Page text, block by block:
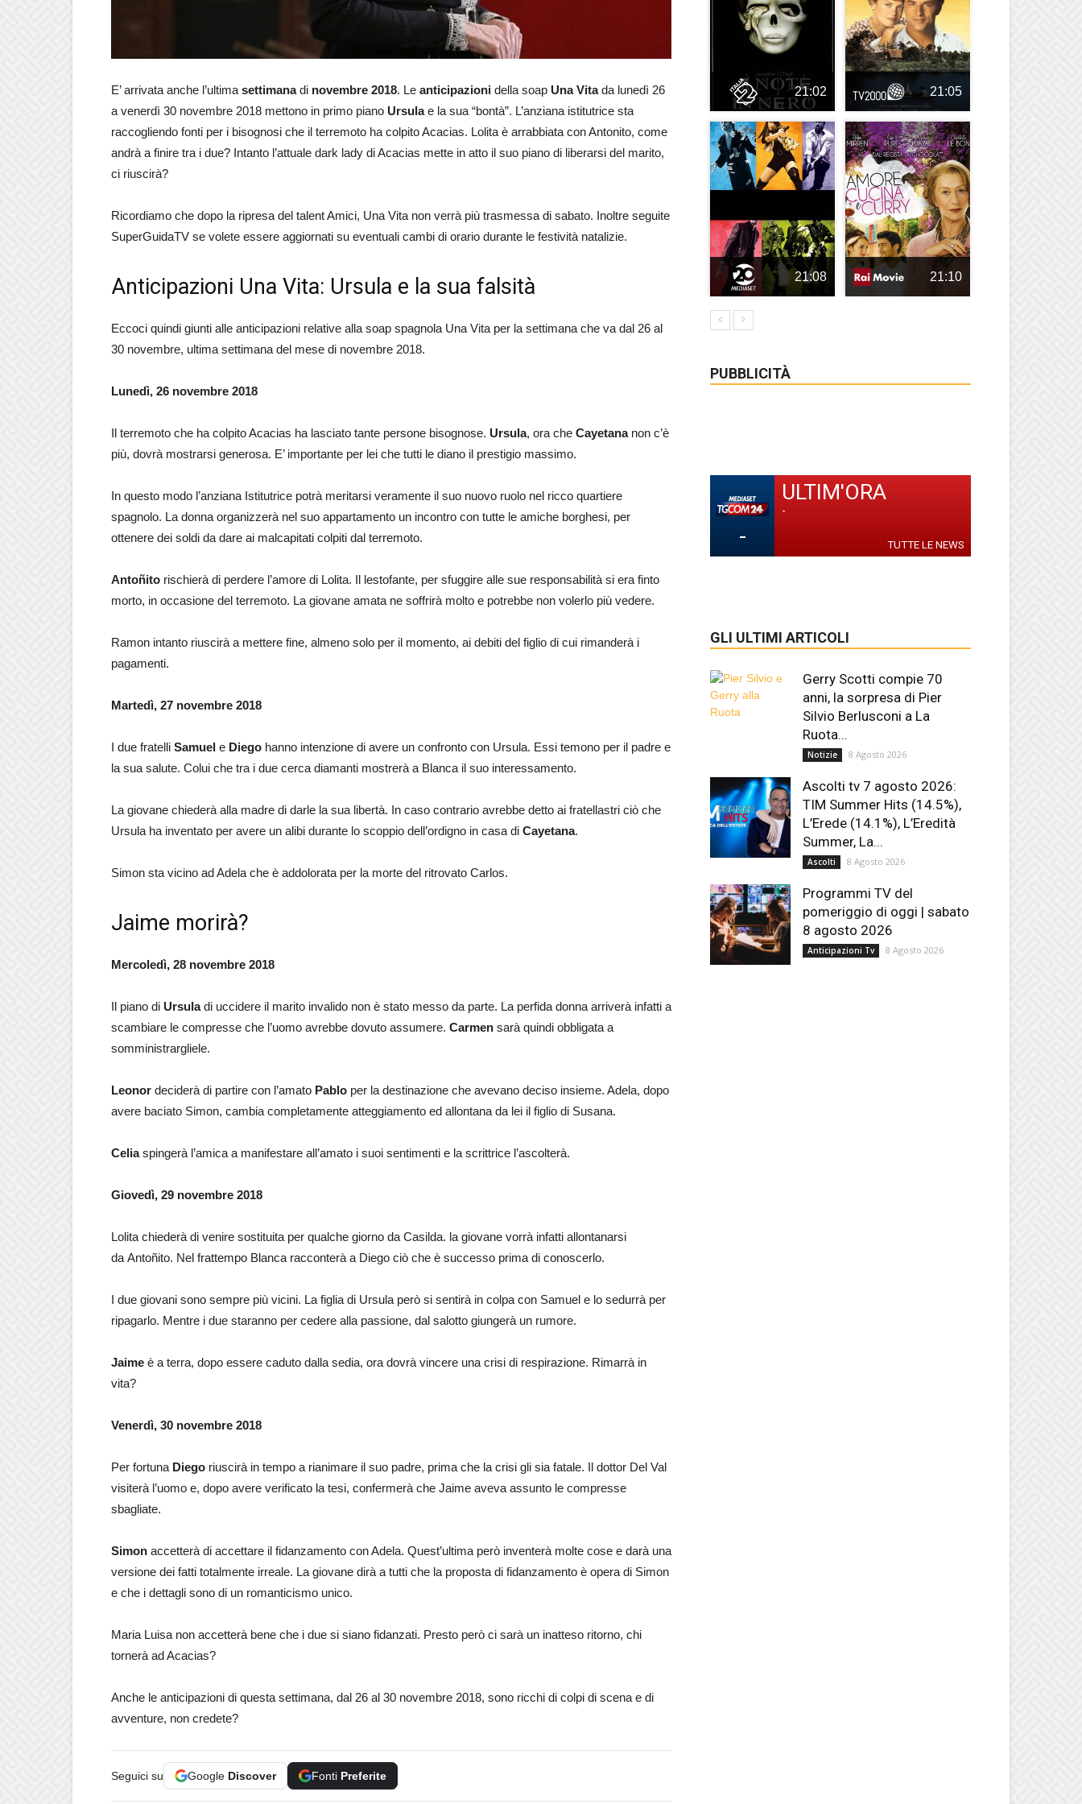
E’ arrivata anche l’ultima settimanadi novembre 2018. Le anticipazioni della soap Una Vitada lunedì 26
a venerdì 30 novembre 2018 mettono in primo piano Ursulae la sua “bontà”. L’anziana istitutrice sta
raccogliendo fonti per i bisognosi che il terremoto ha colpito Acacias. Lolita è arrabbiata con Antonito, come
andrà a finire tra i due? Intanto l’attuale dark lady di Acacias mette in atto il suo piano di liberarsi del marito,
ci riuscirà?
Ricordiamo che dopo la ripresa del talent Amici, Una Vita non verrà più trasmessa di sabato. Inoltre seguite
SuperGuidaTV se volete essere aggiornati su eventuali cambi di orario durante le festività natalizie.
Anticipazioni Una Vita: Ursula e la sua falsità
Eccoci quindi giunti alle anticipazioni relative alla soap spagnola Una Vita per la settimana che va dal 26 al
30 novembre, ultima settimana del mese di novembre 2018.
Lunedì, 26 novembre 2018
Il terremoto che ha colpito Acacias ha lasciato tante persone bisognose. Ursula, ora che Cayetananon c’è
più, dovrà mostrarsi generosa. E’ importante per lei che tutti le diano il prestigio massimo.
In questo modo l’anziana Istitutrice potrà meritarsi veramente il suo nuovo ruolo nel ricco quartiere
spagnolo. La donna organizzerà nel suo appartamento un incontro con tutte le amiche borghesi, per
ottenere dei soldi da dare ai malcapitati colpiti dal terremoto.
Antoñito rischierà di perdere l’amore di Lolita. Il lestofante, per sfuggire alle sue responsabilità si era finto
morto, in occasione del terremoto. La giovane amata ne soffrirà molto e potrebbe non volerlo più vedere.
Ramon intanto riuscirà a mettere fine, almeno solo per il momento, ai debiti del figlio di cui rimanderà i
pagamenti.
Martedì, 27 novembre 2018
I due fratelli Samuel e Diego hanno intenzione di avere un confronto con Ursula. Essi temono per il padre e
la sua salute. Colui che tra i due cerca diamanti mostrerà a Blanca il suo interessamento.
La giovane chiederà alla madre di darle la sua libertà. In caso contrario avrebbe detto ai fratellastri ciò che
Ursula ha inventato per avere un alibi durante lo scoppio dell’ordigno in casa di Cayetana.
Simon sta vicino ad Adela che è addolorata per la morte del ritrovato Carlos.
Jaime morirà?
Mercoledì, 28 novembre 2018
Il piano di Ursuladi uccidere il marito invalido non è stato messo da parte. La perfida donna arriverà infatti a
scambiare le compresse che l’uomo avrebbe dovuto assumere. Carmen sarà quindi obbligata a
somministrargliele.
Leonor deciderà di partire con l’amato Pablo per la destinazione che avevano deciso insieme. Adela, dopo
avere baciato Simon, cambia completamente atteggiamento ed allontana da lei il figlio di Susana.
Celiaspingerà l’amica a manifestare all’amato i suoi sentimenti e la scrittrice l’ascolterà.
Giovedì, 29 novembre 2018
Lolita chiederà di venire sostituita per qualche giorno da Casilda. la giovane vorrà infatti allontanarsi
da Antoñito. Nel frattempo Blanca racconterà a Diego ciò che è successo prima di conoscerlo.
I due giovani sono sempre più vicini. La figlia di Ursula però si sentirà in colpa con Samuel e lo sedurrà per
ripagarlo. Mentre i due staranno per cedere alla passione, dal salotto giungerà un rumore.
Jaime è a terra, dopo essere caduto dalla sedia, ora dovrà vincere una crisi di respirazione. Rimarrà in
vita?
Venerdì, 30 novembre 2018
Per fortuna Diego riuscirà in tempo a rianimare il suo padre, prima che la crisi gli sia fatale. Il dottor Del Val
visiterà l’uomo e, dopo avere verificato la tesi, confermerà che Jaime aveva assunto le compresse
sbagliate.
Simon accetterà di accettare il fidanzamento con Adela. Quest’ultima però inventerà molte cose e darà una
versione dei fatti totalmente irreale. La giovane dirà a tutti che la proposta di fidanzamento è opera di Simon
e che i dettagli sono di un romanticismo unico.
Maria Luisa non accetterà bene che i due si siano fidanzati. Presto però ci sarà un inatteso ritorno, chi
tornerà ad Acacias?
Anche le anticipazioni di questa settimana, dal 26 al 30 novembre 2018, sono ricchi di colpi di scena e di
avventure, non credete?
Seguici su Google Discover Fonti Preferite
21:02 21:05
21:08 21:10
PUBBLICITÀ
-
ULTIM'ORA
-
TUTTE LE NEWS
GLI ULTIMI ARTICOLI
Gerry Scotti compie 70
anni, la sorpresa di Pier
Silvio Berlusconi a La
Ruota...
Notizie 8 Agosto 2026
Ascolti tv 7 agosto 2026:
TIM Summer Hits (14.5%),
L’Erede (14.1%), L’Eredità
Summer, La...
Ascolti 8 Agosto 2026
Programmi TV del
pomeriggio di oggi | sabato
8 agosto 2026
Anticipazioni Tv 8 Agosto 2026